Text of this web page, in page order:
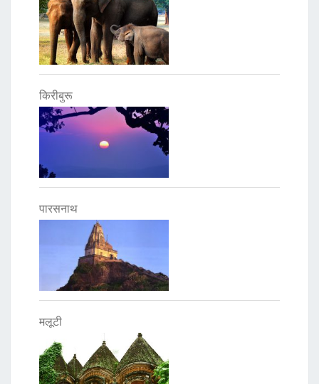
किरीबुरू
पारसनाथ
मलूटी